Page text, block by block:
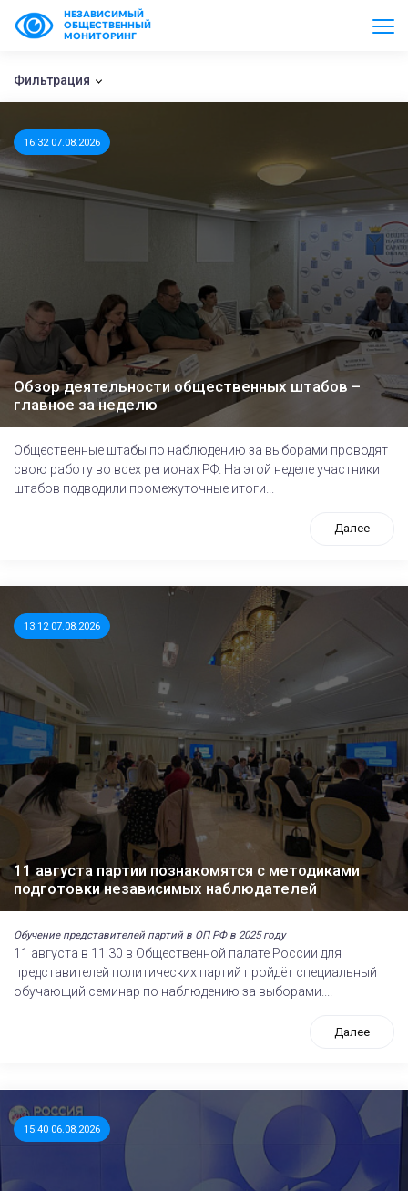
НЕЗАВИСИМЫЙ
ОБЩЕСТВЕННЫЙ
МОНИТОРИНГ
Фильтрация
16:32 07.08.2026
Обзор деятельности общественных штабов –
главное за неделю
Общественные штабы по наблюдению за выборами проводят
свою работу во всех регионах РФ. На этой неделе участники
штабов подводили промежуточные итоги...
Далее
13:12 07.08.2026
11 августа партии познакомятся с методиками
подготовки независимых наблюдателей
Обучение представителей партий в ОП РФ в 2025 году
11 августа в 11:30 в Общественной палате России для
представителей политических партий пройдёт специальный
обучающий семинар по наблюдению за выборами....
Далее
15:40 06.08.2026